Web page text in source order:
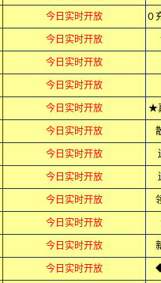
今日实时开放
今日实时开放
今日实时开放
今日实时开放
今日实时开放 ★
今日实时开放
今日实时开放
今日实时开放
今日实时开放
今日实时开放
今日实时开放
今日实时开放